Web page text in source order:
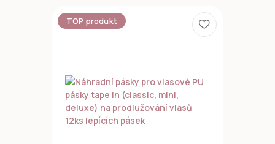
TOP produkt